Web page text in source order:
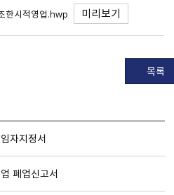
한시적영업.hwp 미리보기
목록
자지정서
폐업신고서